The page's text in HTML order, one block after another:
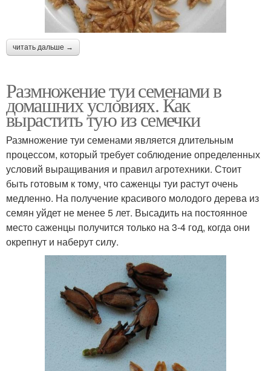
читать дальше →
Размножение туи семенами в
домашних условиях. Как
вырастить тую из семечки
Размножение туи семенами является длительным
процессом, который требует соблюдение определенных
условий выращивания и правил агротехники. Стоит
быть готовым к тому, что саженцы туи растут очень
медленно. На получение красивого молодого дерева из
семян уйдет не менее 5 лет. Высадить на постоянное
место саженцы получится только на 3-4 год, когда они
окрепнут и наберут силу.